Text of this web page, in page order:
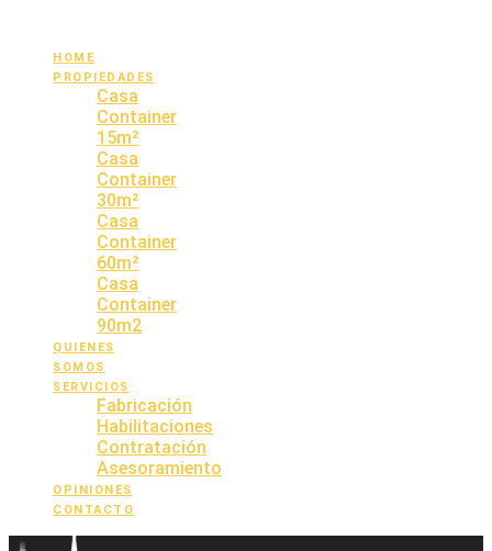
HOME
PROPIEDADES
Casa
Container
15m²
Casa
Container
30m²
Casa
Container
60m²
Casa
Container
90m2
QUIENES
SOMOS
SERVICIOS
Fabricación
Habilitaciones
Contratación
Asesoramiento
OPINIONES
CONTACTO